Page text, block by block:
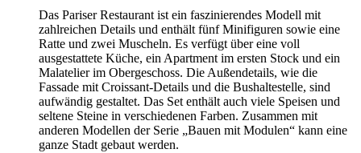
Das Pariser Restaurant ist ein faszinierendes Modell mit
zahlreichen Details und enthält fünf Minifiguren sowie eine
Ratte und zwei Muscheln. Es verfügt über eine voll
ausgestattete Küche, ein Apartment im ersten Stock und ein
Malatelier im Obergeschoss. Die Außendetails, wie die
Fassade mit Croissant-Details und die Bushaltestelle, sind
aufwändig gestaltet. Das Set enthält auch viele Speisen und
seltene Steine in verschiedenen Farben. Zusammen mit
anderen Modellen der Serie „Bauen mit Modulen“ kann eine
ganze Stadt gebaut werden.